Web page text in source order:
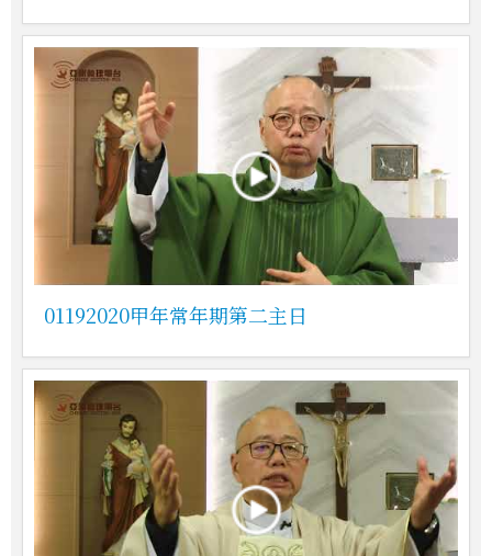
01192020甲年常年期第二主日